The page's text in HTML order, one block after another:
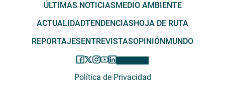
ÚLTIMAS NOTICIAS MEDIO AMBIENTE
ACTUALIDADTENDENCIAS HOJA DE RUTA
REPORTAJES ENTREVISTASOPINIÓN MUNDO
Política de Privacidad